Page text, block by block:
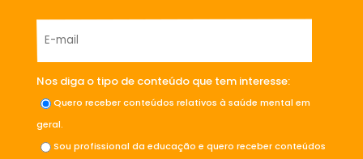
Nos diga o tipo de conteúdo que tem interesse:
Quero receber conteúdos relativos à saúde mental em
geral.
Sou profissional da educação e quero receber conteúdos